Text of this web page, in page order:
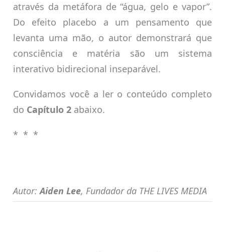
através da metáfora de “água, gelo e vapor”.
Do efeito placebo a um pensamento que
levanta uma mão, o autor demonstrará que
consciência e matéria são um sistema
interativo bidirecional inseparável.
Convidamos você a ler o conteúdo completo
do Capítulo 2 abaixo.
* * *
Autor:Aiden Lee, Fundador da THE LIVES MEDIA